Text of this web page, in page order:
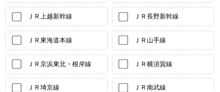
ＪＲ上越新幹線 ＪＲ長野新幹線
ＪＲ東海道本線 ＪＲ山手線
ＪＲ京浜東北・根岸線 ＪＲ横須賀線
ＪＲ埼京線 ＪＲ南武線